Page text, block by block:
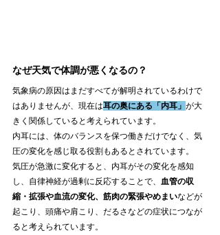
なぜ天気で体調が悪くなるの？
気象病の原因はまだすべてが解明されているわけで
はありませんが、現在は耳の奥にある「内耳」 が大
きく関係していると考えられています。
内耳には、体のバランスを保つ働きだけでなく、気
圧の変化を感じ取る役割もあるとされています。
気圧が急激に変化すると、内耳がその変化を感知
し、自律神経が過剰に反応することで、 血管の収
縮・拡張や血流の変化、筋肉の緊張やめまいなどが
起こり、頭痛や肩こり、だるさなどの症状につなが
ると考えられています。